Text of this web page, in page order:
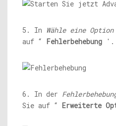
5. In Wähle eine Option
auf “ Fehlerbehebung '.
6. In der
Sie auf “ Erweiterte